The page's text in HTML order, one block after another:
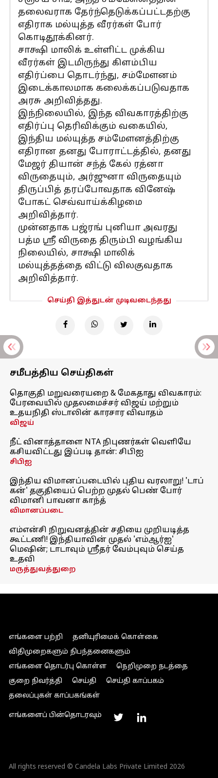
தலைவராக தேர்ந்தெடுக்கப்பட்டதற்கு
எதிராக மல்யுத்த வீரர்கள் போர்
கொடிதூக்கினர்.
சாக்ஷி மாலிக் உள்ளிட்ட முக்கிய
வீரர்கள் இடமிருந்து கிளம்பிய
எதிர்ப்பை தொடர்ந்து, சம்மேளனம்
இடைக்காலமாக கலைக்கப்படுவதாக
அரசு அறிவித்தது.
இந்நிலையில், இந்த விவகாரத்திற்கு
எதிர்ப்பு தெரிவிக்கும் வகையில்,
இந்திய மல்யுத்த சம்மேளனத்திற்கு
எதிரான தனது போராட்டத்தில், தனது
மேஜர் தியான் சந்த் கேல் ரத்னா
விருதையும், அர்ஜுனா விருதையும்
திருப்பித் தரப்போவதாக வினேஷ்
போகட் செவ்வாய்க்கிழமை
அறிவித்தார்.
முன்னதாக பஜ்ரங் புனியா அவரது
பத்ம ஸ்ரீ விருதை திரும்பி வழங்கிய
நிலையில், சாக்ஷி மாலிக்
மல்யுத்தத்தை விட்டு விலகுவதாக
அறிவித்தார்.
செய்தி இத்துடன் முடிவடைந்தது
சமீபத்திய செய்திகள்
தொகுதி மறுவரையறை & மேகதாது விவகாரம்:
பேரவையில் முதலமைச்சர் விஜய் மற்றும்
உதயநிதி ஸ்டாலின் காரசார விவாதம்
விஜய்
நீட் வினாத்தாளை NTA நிபுணர்கள் வெளியே
கசியவிட்டது இப்படி தான்: சிபிஐ
சிபிஐ
இந்திய விமானப்படையில் புதிய வரலாறு! 'டாப்
கன்' தகுதியைப் பெற்ற முதல் பெண் போர்
விமானி பாவனா காந்த்
விமானப்படை
எம்என்சி நிறுவனத்தின் சதியை முறியடித்த
கூட்டணி! இந்தியாவின் முதல் 'எம்ஆர்ஐ'
மெஷின்; டாடாவும் ஸ்ரீதர் வேம்புவும் செய்த
உதவி
மருத்துவத்துறை
எங்களை பற்றி
தனியுரிமைக் கொள்கை
விதிமுறைகளும் நிபந்தனைகளும்
எங்களை தொடர்பு கொள்ள
நெறிமுறை நடத்தை
குறை நிவர்த்தி
செய்தி
செய்தி காப்பகம்
தலைப்புகள் காப்பகங்கள்
எங்களைப் பின்தொடரவும்
All rights reserved © Candela Labs Private Limited 2026